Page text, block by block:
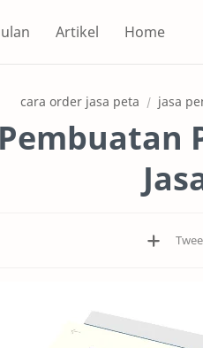
Home
Artikel
cara order jasa peta jasa